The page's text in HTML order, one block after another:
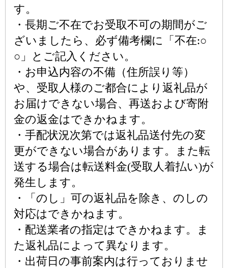
す。
・長期ご不在でお受取不可の期間がご
ざいましたら、必ず備考欄に「不在:○
○」とご記入ください。
・お申込内容の不備（住所誤り等）
や、受取人様のご都合により返礼品が
お届けできない場合、再送および寄附
金の返金はできかねます。
・手配状況次第では返礼品送付先の変
更ができない場合があります。また転
送する場合は転送料金(受取人着払い)が
発生します。
・「のし」可の返礼品を除き、のしの
対応はできかねます。
・配送業者の指定はできかねます。ま
た返礼品によって異なります。
・出荷日の事前案内は行っておりませ